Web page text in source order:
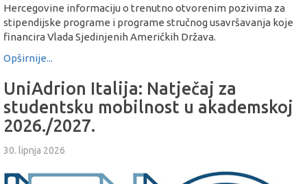
Hercegovine informaciju o trenutno otvorenim pozivima za
stipendijske programe i programe stručnog usavršavanja koje
financira Vlada Sjedinjenih Američkih Država.
Opširnije...
UniAdrion Italija: Natječaj za
studentsku mobilnost u akademskoj
2026./2027.
30. lipnja 2026